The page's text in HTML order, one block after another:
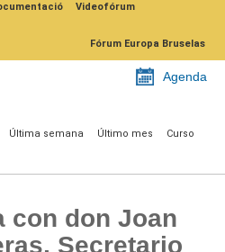
Videofórum
Fórum Europa Bruselas
Agenda
Última semana Último mes Curso
con don Joan
Secretario